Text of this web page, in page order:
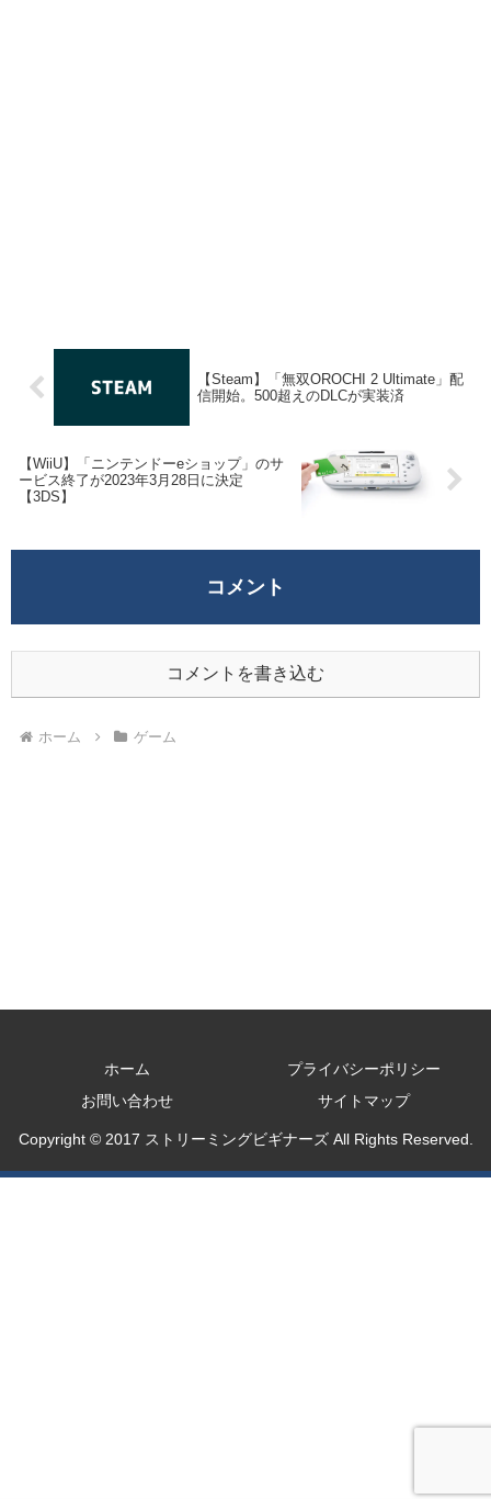
【Steam】「無双OROCHI 2 Ultimate」配
信開始。500超えのDLCが実装済
【WiiU】「ニンテンドーeショップ」のサ
ービス終了が2023年3月28日に決定
【3DS】
コメント
コメントを書き込む
ホーム ゲーム
ホーム
プライバシーポリシー
お問い合わせ
サイトマップ
Copyright © 2017 ストリーミングビギナーズ All Rights Reserved.